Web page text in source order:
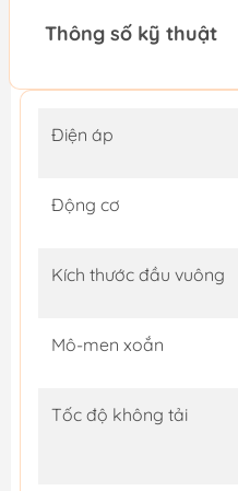
Thông số kỹ thuật
Điện áp
Động cơ
Kích thước đầu vuông
Mô-men xoắn
Tốc độ không tải